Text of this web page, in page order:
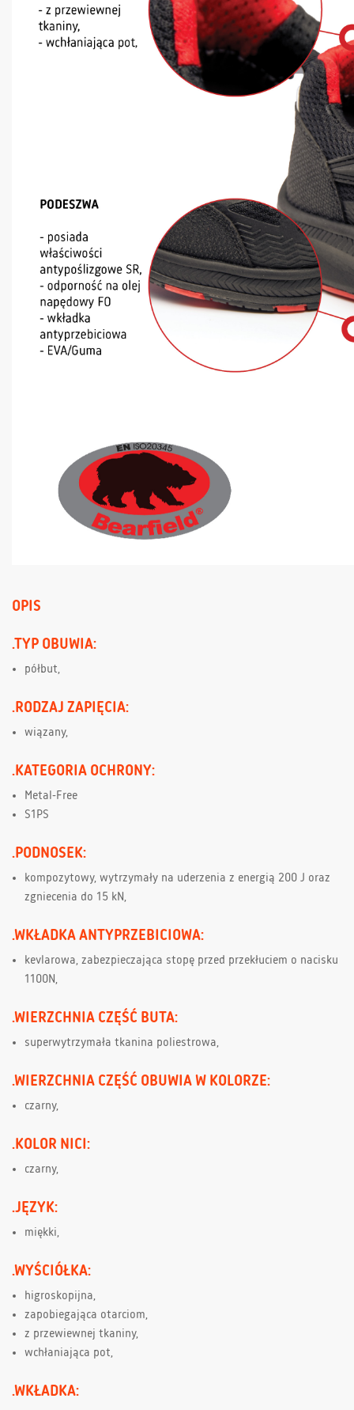
OPIS
.TYP OBUWIA:
półbut,
.RODZAJ ZAPIĘCIA:
wiązany,
.KATEGORIA OCHRONY:
Metal-Free
S1PS
.PODNOSEK:
kompozytowy, wytrzymały na uderzenia z energią 200 J oraz
zgniecenia do 15 kN,
.WKŁADKA ANTYPRZEBICIOWA:
kevlarowa, zabezpieczająca stopę przed przekłuciem o nacisku
1100N,
.WIERZCHNIA CZĘŚĆ BUTA:
superwytrzymała tkanina poliestrowa,
.WIERZCHNIA CZĘŚĆ OBUWIA W KOLORZE:
czarny,
.KOLOR NICI:
czarny,
.JĘZYK:
miękki,
.WYŚCIÓŁKA:
higroskopijna,
zapobiegająca otarciom,
z przewiewnej tkaniny,
wchłaniająca pot,
.WKŁADKA: